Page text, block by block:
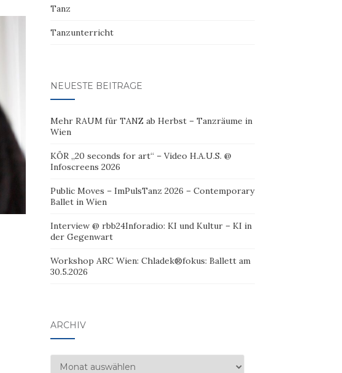
Tanz
Tanzunterricht
NEUESTE BEITRÄGE
Mehr RAUM für TANZ ab Herbst – Tanzräume in
Wien
KÖR „20 seconds for art“ – Video H.A.U.S. @
Infoscreens 2026
Public Moves – ImPulsTanz 2026 – Contemporary
Ballet in Wien
Interview @ rbb24Inforadio: KI und Kultur – KI in
der Gegenwart
Workshop ARC Wien: Chladek®fokus: Ballett am
30.5.2026
ARCHIV
Archiv